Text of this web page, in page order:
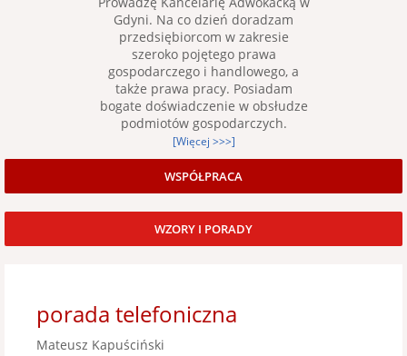
Gdyni. Na co dzień doradzam
przedsiębiorcom w zakresie
szeroko pojętego prawa
gospodarczego i handlowego, a
także prawa pracy. Posiadam
bogate doświadczenie w obsłudze
podmiotów gospodarczych.
[Więcej >>>]
WSPÓŁPRACA
WZORY I PORADY
porada telefoniczna
Mateusz Kapuściński